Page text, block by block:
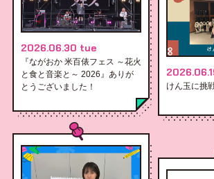
2026.06.30 tue
『ながおか 米百俵フェス ～花火
と食と音楽と～ 2026』ありが
とうございました！
けん玉に挑